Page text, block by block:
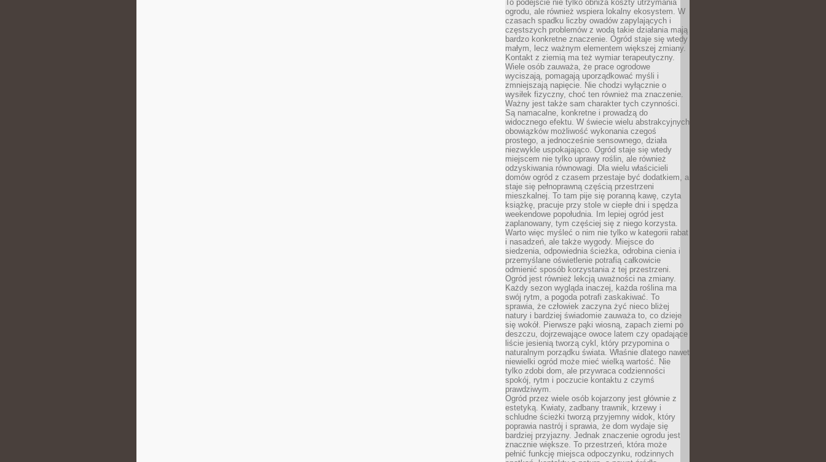
To podejście nie tylko obniża koszty utrzymania
ogrodu, ale również wspiera lokalny ekosystem. W
czasach spadku liczby owadów zapylających i
częstszych problemów z wodą takie działania mają
bardzo konkretne znaczenie. Ogród staje się wtedy
małym, lecz ważnym elementem większej zmiany.
Kontakt z ziemią ma też wymiar terapeutyczny.
Wiele osób zauważa, że prace ogrodowe
wyciszają, pomagają uporządkować myśli i
zmniejszają napięcie. Nie chodzi wyłącznie o
wysiłek fizyczny, choć ten również ma znaczenie.
Ważny jest także sam charakter tych czynności.
Są namacalne, konkretne i prowadzą do
widocznego efektu. W świecie wielu abstrakcyjnych
obowiązków możliwość wykonania czegoś
prostego, a jednocześnie sensownego, działa
niezwykle uspokajająco. Ogród staje się wtedy
miejscem nie tylko uprawy roślin, ale również
odzyskiwania równowagi. Dla wielu właścicieli
domów ogród z czasem przestaje być dodatkiem, a
staje się pełnoprawną częścią przestrzeni
mieszkalnej. To tam pije się poranną kawę, czyta
książkę, pracuje przy stole w ciepłe dni i spędza
weekendowe popołudnia. Im lepiej ogród jest
zaplanowany, tym częściej się z niego korzysta.
Warto więc myśleć o nim nie tylko w kategorii rabat
i nasadzeń, ale także wygody. Miejsce do
siedzenia, odpowiednia ścieżka, odrobina cienia i
przemyślane oświetlenie potrafią całkowicie
odmienić sposób korzystania z tej przestrzeni.
Ogród jest również lekcją uważności na zmiany.
Każdy sezon wygląda inaczej, każda roślina ma
swój rytm, a pogoda potrafi zaskakiwać. To
sprawia, że człowiek zaczyna żyć nieco bliżej
natury i bardziej świadomie zauważa to, co dzieje
się wokół. Pierwsze pąki wiosną, zapach ziemi po
deszczu, dojrzewające owoce latem czy opadające
liście jesienią tworzą cykl, który przypomina o
naturalnym porządku świata. Właśnie dlatego nawet
niewielki ogród może mieć wielką wartość. Nie
tylko zdobi dom, ale przywraca codzienności
spokój, rytm i poczucie kontaktu z czymś
prawdziwym.
Ogród przez wiele osób kojarzony jest głównie z
estetyką. Kwiaty, zadbany trawnik, krzewy i
schludne ścieżki tworzą przyjemny widok, który
poprawia nastrój i sprawia, że dom wydaje się
bardziej przyjazny. Jednak znaczenie ogrodu jest
znacznie większe. To przestrzeń, która może
pełnić funkcję miejsca odpoczynku, rodzinnych